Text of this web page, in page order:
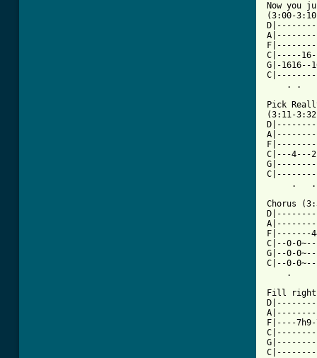
Now you
(3:00-
C|-----
G|-
. .
Pick
(3:11-
C|---4---
.
Chorus
F|-------
C|--0-
G|--0-
C|--0-
.
Fill right
F|----